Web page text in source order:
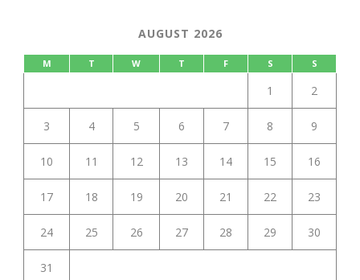
AUGUST 2026
M T W T F S S
1 2
3 4 5 6 7 8 9
10 11 12 13 14 15 16
17 18 19 20 21 22 23
24 25 26 27 28 29 30
31